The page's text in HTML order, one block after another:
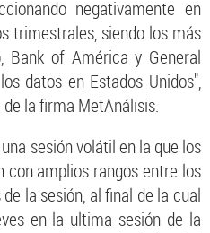
negativamente en
trimestrales, siendo los más
Bank of América y General
datos en Estados Unidos",
la firma MetAnálisis.
sesión volátil en la que los
con amplios rangos entre los
la sesión, al final de la cual
en la ultima sesión de la